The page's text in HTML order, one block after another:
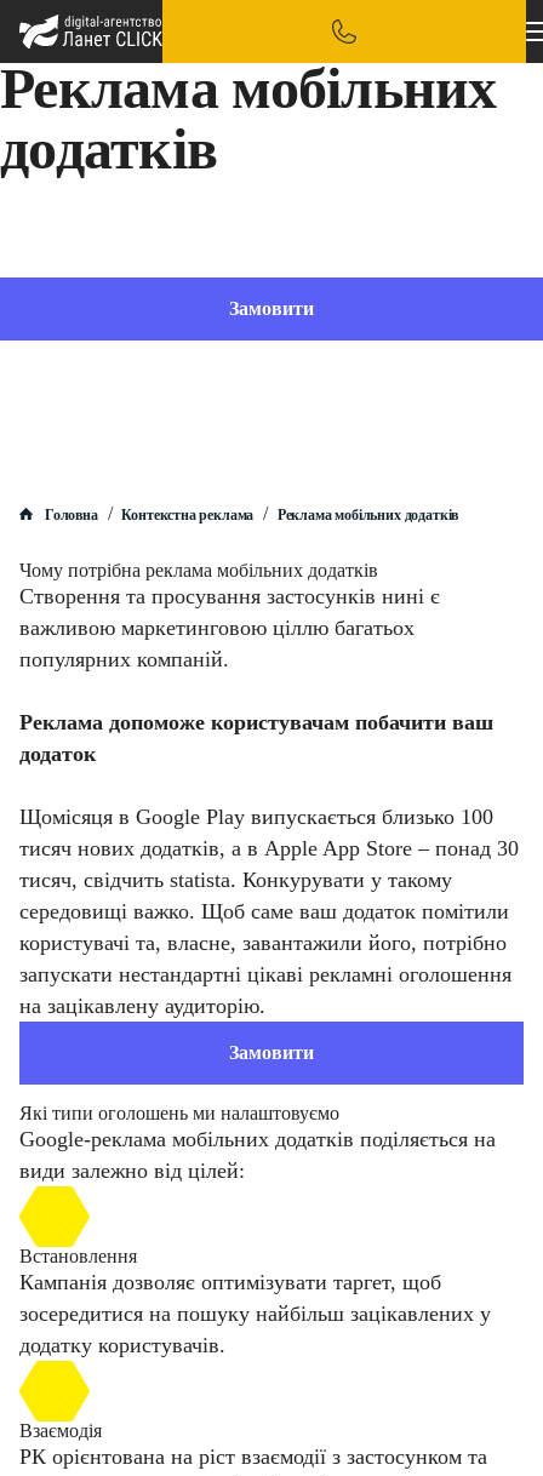
Реклама мобільних
додатків
Замовити
Головна / Контекстна реклама / Реклама мобільних додатків
Чому потрібна реклама мобільних додатків
Створення та просування застосунків нині є
важливою маркетинговою ціллю багатьох
популярних компаній.
Реклама допоможе користувачам побачити ваш
додаток
Щомісяця в Google Play випускається близько 100
тисяч нових додатків, а в Apple App Store – понад 30
тисяч, свідчить statista. Конкурувати у такому
середовищі важко. Щоб саме ваш додаток помітили
користувачі та, власне, завантажили його, потрібно
запускати нестандартні цікаві рекламні оголошення
на зацікавлену аудиторію.
Замовити
Які типи оголошень ми налаштовуємо
Google-реклама мобільних додатків поділяється на
види залежно від цілей:
Встановлення
Кампанія дозволяє оптимізувати таргет, щоб
зосередитися на пошуку найбільш зацікавлених у
додатку користувачів.
Взаємодія
РК орієнтована на ріст взаємодії з застосунком та